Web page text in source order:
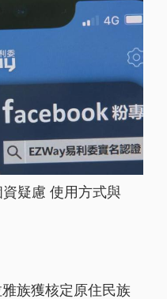
疑慮 使用方式與
族獲核定原住民族